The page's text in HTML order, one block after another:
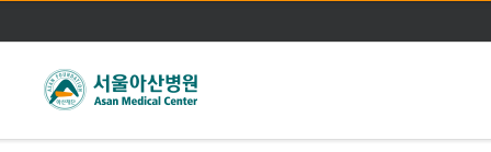
주메뉴바로가기
본문바로가기